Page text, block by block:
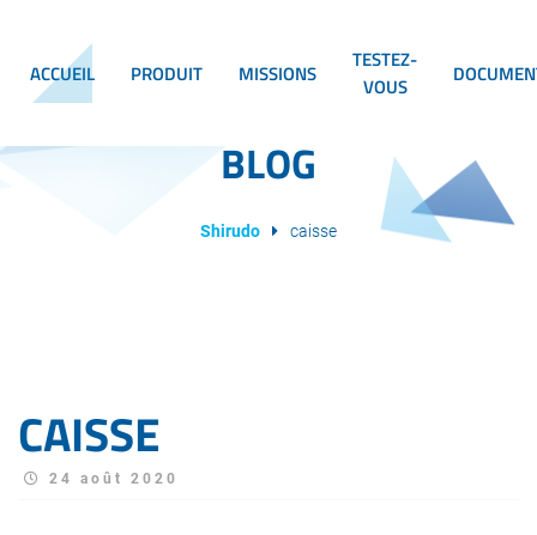
ACCUEIL PRODUIT MISSIONS
TESTEZ-
VOUS
BLOG
Shirudo caisse
CAISSE
24 août 2020